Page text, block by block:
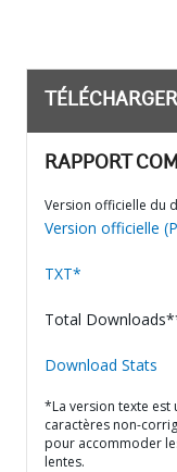
TÉLÉCHARGER
RAPPORT
Version officielle du
Version officielle
TXT*
Total
Download Stats
*La version texte est
caractères non-
pour accommoder
lentes.